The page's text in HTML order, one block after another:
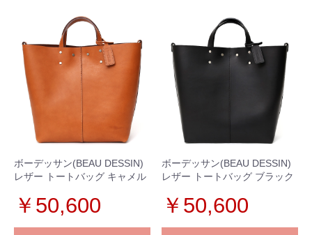
ボーデッサン(BEAU DESSIN)
レザー トートバッグ キャメル
￥50,600
ボーデッサン(BEAU DESSIN)
レザー トートバッグ ブラック
￥50,600